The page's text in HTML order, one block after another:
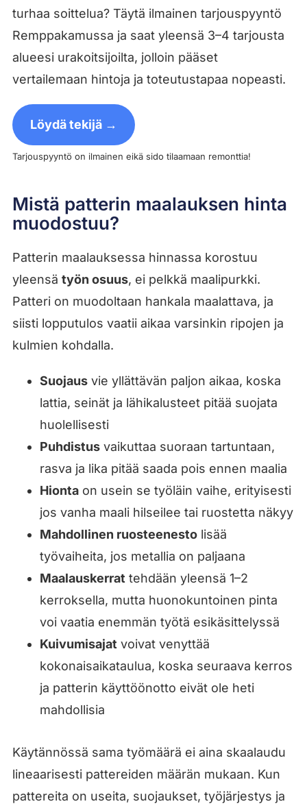
turhaa soittelua? Täytä ilmainen tarjouspyyntö
Remppakamussa ja saat yleensä 3–4 tarjousta
alueesi urakoitsijoilta, jolloin pääset
vertailemaan hintoja ja toteutustapaa nopeasti.
Löydä tekijä →
Tarjouspyyntö on ilmainen eikä sido tilaamaan remonttia!
Mistä patterin maalauksen hinta
muodostuu?
Patterin maalauksessa hinnassa korostuu
yleensä työn osuus, ei pelkkä maalipurkki.
Patteri on muodoltaan hankala maalattava, ja
siisti lopputulos vaatii aikaa varsinkin ripojen ja
kulmien kohdalla.
Suojausvie yllättävän paljon aikaa, koska
lattia, seinät ja lähikalusteet pitää suojata
huolellisesti
Puhdistusvaikuttaa suoraan tartuntaan,
rasva ja lika pitää saada pois ennen maalia
Hiontaon usein se työläin vaihe, erityisesti
jos vanha maali hilseilee tai ruostetta näkyy
Mahdollinen ruosteenestolisää
työvaiheita, jos metallia on paljaana
Maalauskerrat tehdään yleensä 1–2
kerroksella, mutta huonokuntoinen pinta
voi vaatia enemmän työtä esikäsittelyssä
Kuivumisajat voivat venyttää
kokonaisaikataulua, koska seuraava kerros
ja patterin käyttöönotto eivät ole heti
mahdollisia
Käytännössä sama työmäärä ei aina skaalaudu
lineaarisesti pattereiden määrän mukaan. Kun
pattereita on useita, suojaukset, työjärjestys ja